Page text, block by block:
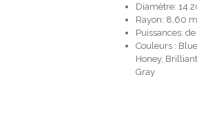
Diamètre:
Rayon: 8,60
Puissances:
Couleurs :
Honey,
Gray